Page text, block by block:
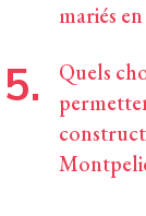
mariés
Quels